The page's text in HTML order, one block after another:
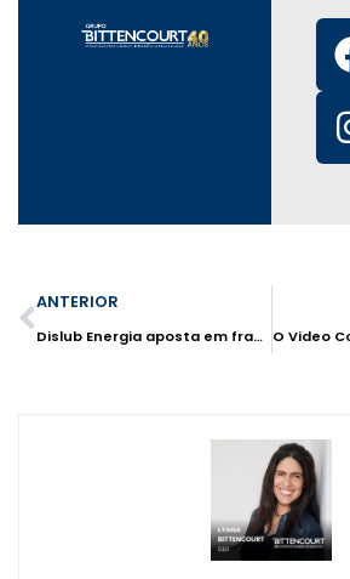
ANTERIOR
Dislub Energia aposta em franquias de serviços automotivos